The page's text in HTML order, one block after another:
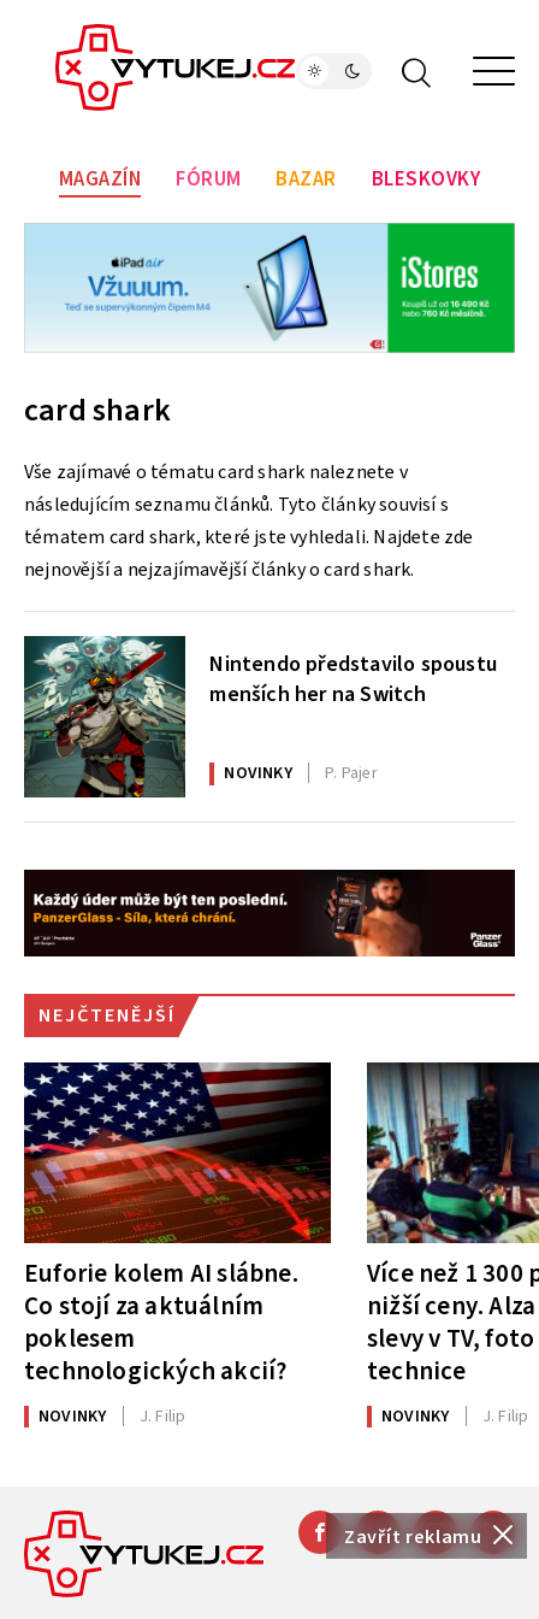
Zavřít reklamu
MAGAZÍN FÓRUM BAZAR BLESKOVKY
card shark
Vše zajímavé o tématu card shark naleznete v
následujícím seznamu článků. Tyto články souvisí s
tématem card shark, které jste vyhledali. Najdete zde
nejnovější a nejzajímavější články o card shark.
Nintendo představilo spoustu
menších her na Switch
NOVINKY P. Pajer
NEJČTENĚJŠÍ
Euforie kolem AI slábne.
Co stojí za aktuálním
poklesem
technologických akcií?
NOVINKY J. Filip
Více než 1
nižší ceny.
slevy v TV,
technice
NOVINKY J. Filip